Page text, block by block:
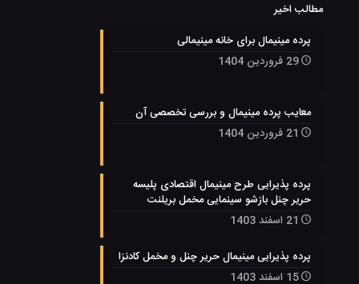
مطالب اخیر
پرده مینیمال برای خانه مینیمالی
29 فروردین 1404
معایب پرده مینیمال و بررسی تخصصی آن
21 فروردین 1404
پرده پذیرایی طرح مینیمال اقتصادی پلیسه
حریر چنل بازشو سینمایی مخمل بریلنت
21 اسفند 1403
پرده پذیرایی مینیمال حریر چنل و مخمل کادنزا
15 اسفند 1403